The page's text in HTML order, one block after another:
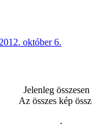
október 6.
Jelenleg
Az összes kép